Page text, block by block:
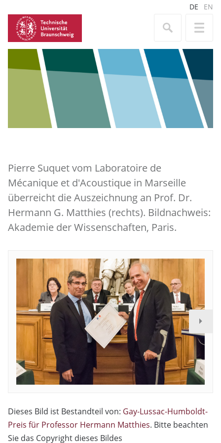
DE EN
Pierre Suquet vom Laboratoire de
Mécanique et d'Acoustique in Marseille
überreicht die Auszeichnung an Prof. Dr.
Hermann G. Matthies (rechts). Bildnachweis:
Akademie der Wissenschaften, Paris.
Dieses Bild ist Bestandteil von: Gay-Lussac-Humboldt-
Preis für Professor Hermann Matthies. Bitte beachten
Sie das Copyright dieses Bildes